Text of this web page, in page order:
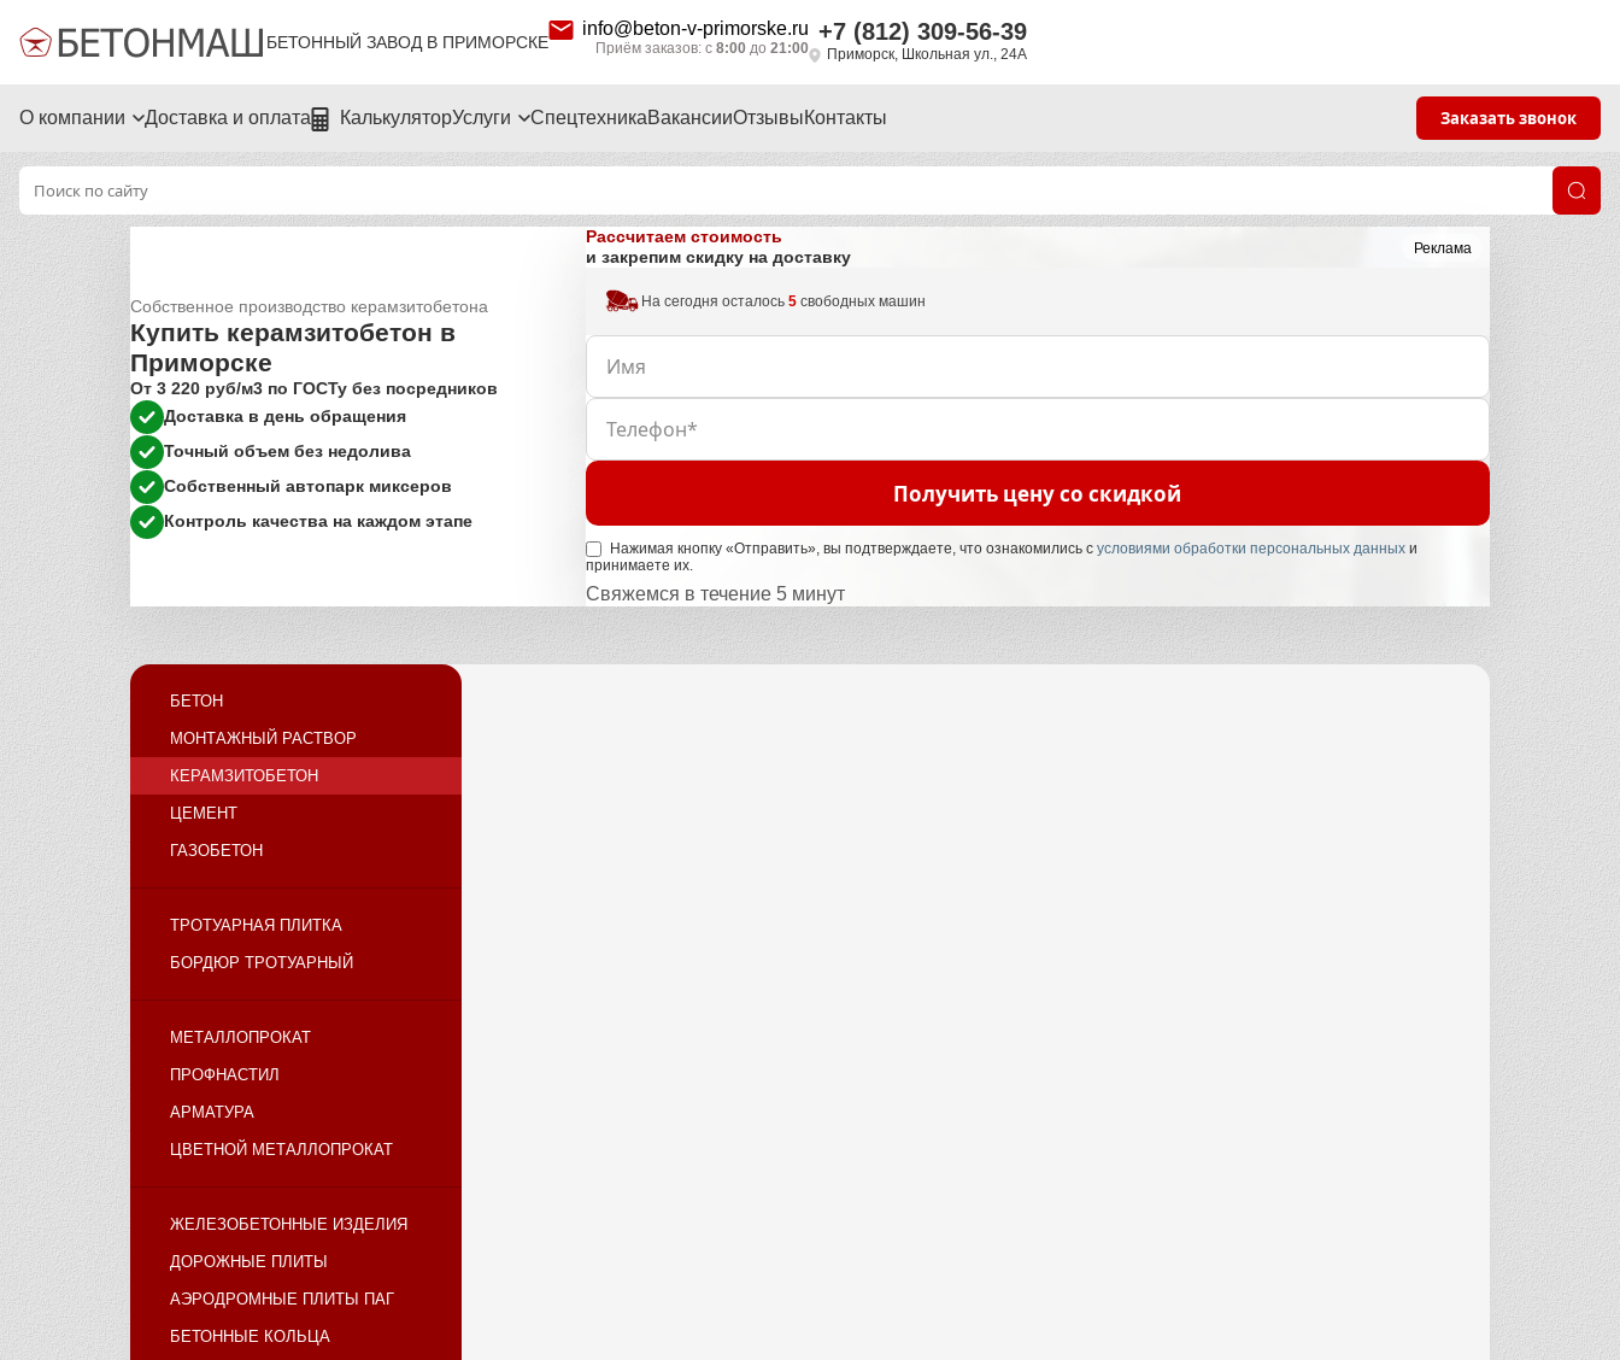
БЕТОННЫЙ ЗАВОД В ПРИМОРСКЕ
info@beton-v-primorske.ru
Приём заказов: с 8:00 до 21:00
+7 (812) 309-56-39
Приморск, Школьная ул., 24А
О компании Доставка и оплата КалькуляторУслуги СпецтехникаВакансииОтзывыКонтакты Заказать звонок
Реклама
Собственное производство керамзитобетона
Купить керамзитобетон в
Приморске
От 3 220 руб/м3 по ГОСТу без посредников
Доставка в день обращения
Точный объем без недолива
Собственный автопарк миксеров
Контроль качества на каждом этапе
Рассчитаем стоимость
и закрепим скидку на доставку
На сегодня осталось 5свободных машин
Получить цену со скидкой
Нажимая кнопку «Отправить», вы подтверждаете, что ознакомились сусловиями обработки персональных данных и
принимаете их.
Свяжемся в течение 5 минут
БЕТОН
МОНТАЖНЫЙ РАСТВОР
КЕРАМЗИТОБЕТОН
ЦЕМЕНТ
ГАЗОБЕТОН
ТРОТУАРНАЯ ПЛИТКА
БОРДЮР ТРОТУАРНЫЙ
МЕТАЛЛОПРОКАТ
ПРОФНАСТИЛ
АРМАТУРА
ЦВЕТНОЙ МЕТАЛЛОПРОКАТ
ЖЕЛЕЗОБЕТОННЫЕ ИЗДЕЛИЯ
ДОРОЖНЫЕ ПЛИТЫ
АЭРОДРОМНЫЕ ПЛИТЫ ПАГ
БЕТОННЫЕ КОЛЬЦА